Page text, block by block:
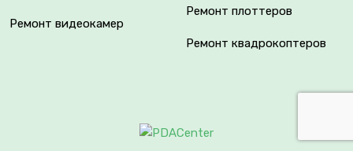
Ремонт видеокамер
Ремонт плоттеров
Ремонт квадрокоптеров